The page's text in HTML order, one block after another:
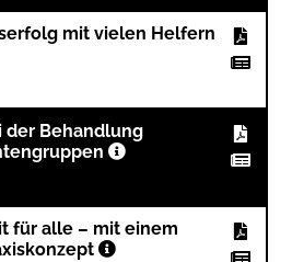
mit vielen Helfern
der Behandlung
für alle – mit einem